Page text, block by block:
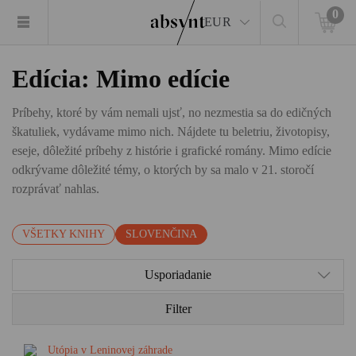
EUR
0
Edícia: Mimo edície
Príbehy, ktoré by vám nemali ujsť, no nezmestia sa do edičných
škatuliek, vydávame mimo nich. Nájdete tu beletriu, životopisy,
eseje, dôležité príbehy z histórie i grafické romány. Mimo edície
odkrývame dôležité témy, o ktorých by sa malo v 21. storočí
rozprávať nahlas.
VŠETKY KNIHY SLOVENČINA
Usporiadanie
Filter